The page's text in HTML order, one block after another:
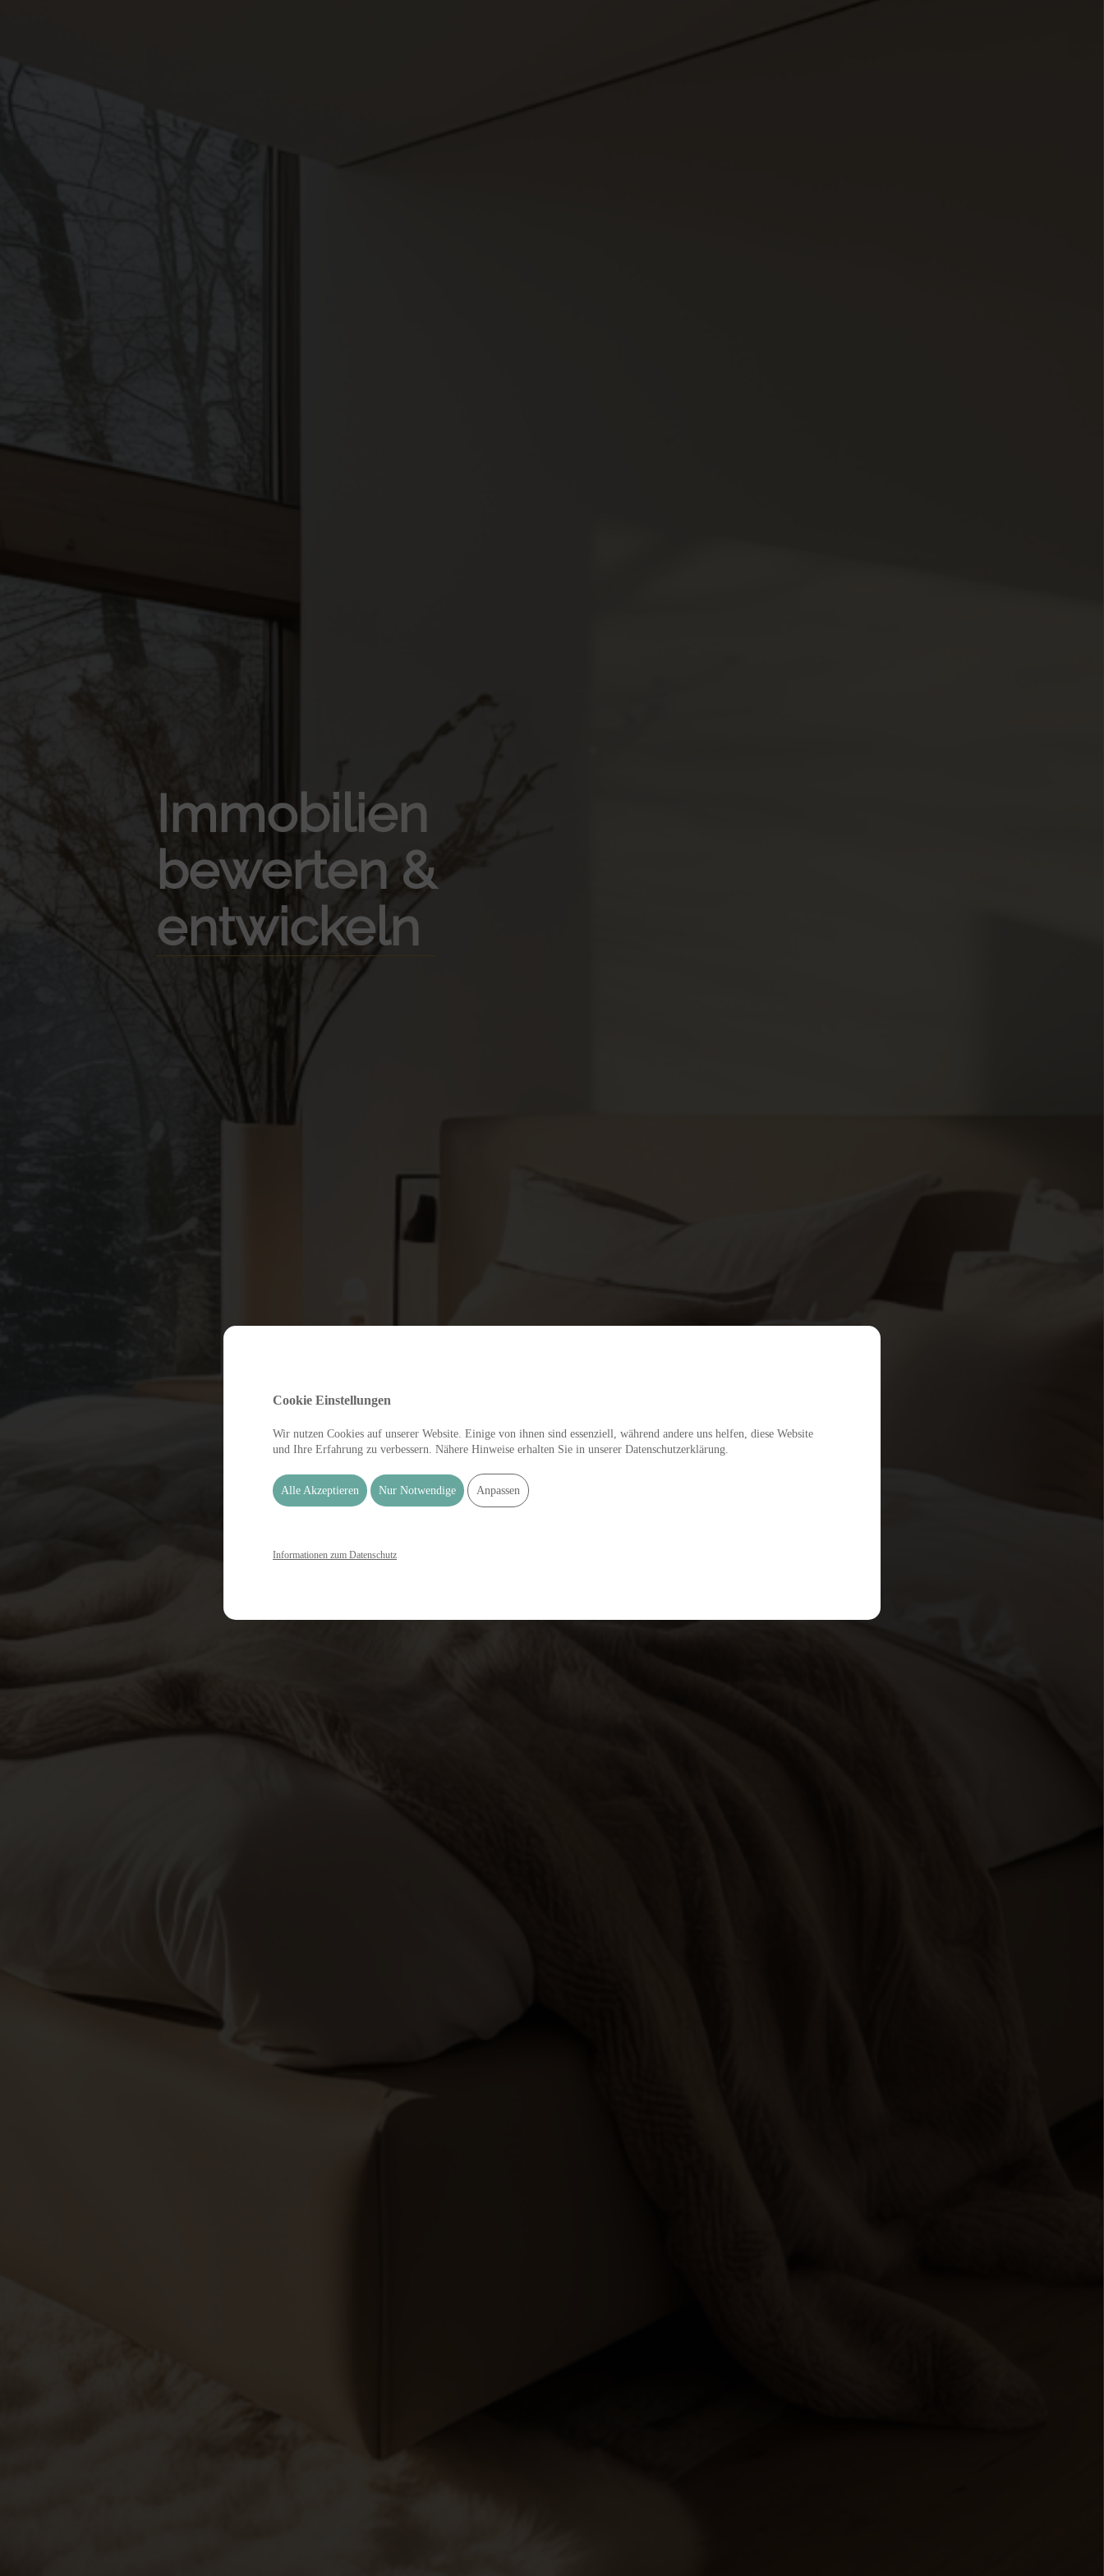
Immobilien
bewerten &
entwickeln
Cookie Einstellungen
Wir nutzen Cookies auf unserer Website. Einige von ihnen sind essenziell, während andere uns helfen, diese Website
und Ihre Erfahrung zu verbessern. Nähere Hinweise erhalten Sie in unserer Datenschutzerklärung.
Alle Akzeptieren Nur Notwendige Anpassen
Informationen zum Datenschutz